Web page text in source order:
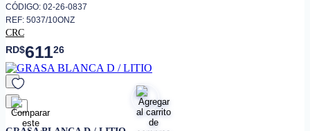
CÓDIGO: 02-26-0837
REF: 5037/10ONZ
CRC
RD$61126
favorito